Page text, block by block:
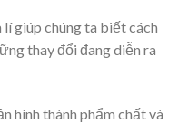
giúp chúng ta biết cách
thay đổi đang diễn ra
hình thành phẩm chất và